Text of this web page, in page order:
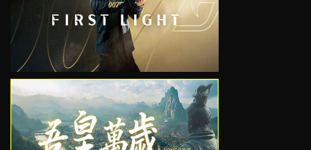
VIEW
VIEW